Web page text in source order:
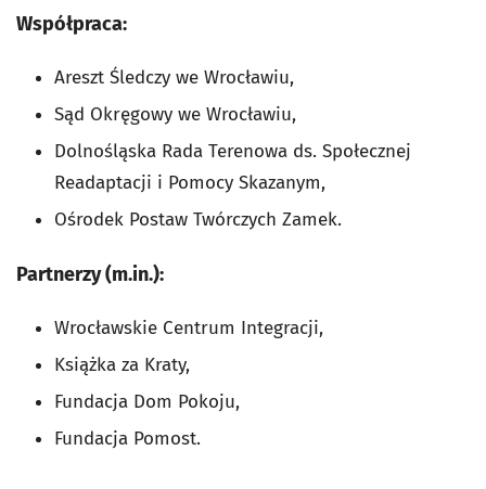
Współpraca:
Areszt Śledczy we Wrocławiu,
Sąd Okręgowy we Wrocławiu,
Dolnośląska Rada Terenowa ds. Społecznej
Readaptacji i Pomocy Skazanym,
Ośrodek Postaw Twórczych Zamek.
Partnerzy (m.in.):
Wrocławskie Centrum Integracji,
Książka za Kraty,
Fundacja Dom Pokoju,
Fundacja Pomost.